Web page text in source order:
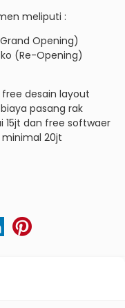
meliputi :
Opening)
(Re-Opening)
desain layout
pasang rak
15jt dan free softwaer
20jt